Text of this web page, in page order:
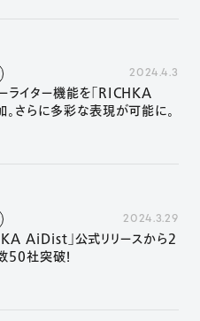
2024.4.3
ライター機能を「RICHKA
さらに多彩な表現が可能に。
2024.3.29
AiDist」公式リリースから2
50社突破！